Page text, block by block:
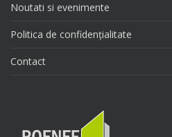
Noutati si evenimente
Politica de confidențialitate
Contact